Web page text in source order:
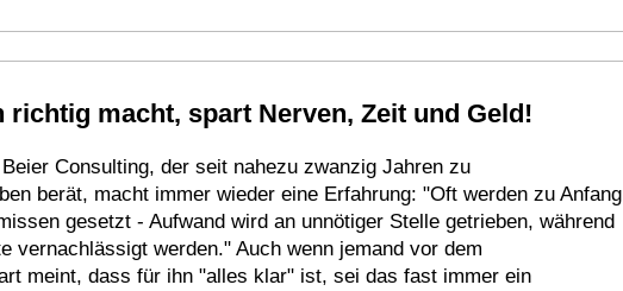
richtig macht, spart Nerven, Zeit und Geld!
Consulting, der seit nahezu zwanzig Jahren zu
berät, macht immer wieder eine Erfahrung: "Oft werden zu Anfang
gesetzt - Aufwand wird an unnötiger Stelle getrieben, während
vernachlässigt werden." Auch wenn jemand vor dem
meint, dass für ihn "alles klar" ist, sei das fast immer ein